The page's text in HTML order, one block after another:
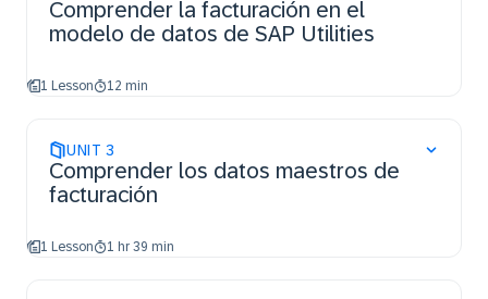
Comprender la facturación en el
modelo de datos de SAP Utilities
1 Lesson 12 min
UNIT 3
Comprender los datos maestros de
facturación
1 Lesson 1 hr 39 min